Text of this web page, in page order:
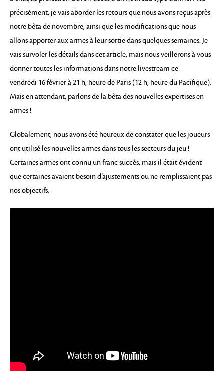
précisément, je vais aborder les retours que nous avons reçus après
notre bêta de novembre, ainsi que les modifications que nous
allons apporter aux armes à leur sortie dans quelques semaines. Je
vais survoler les détails dans cet article, mais nous veillerons à vous
donner toutes les informations dans notre livestream ce
vendredi 16 février à 21 h, heure de Paris (12 h, heure du Pacifique).
Mais en attendant, parlons de la bêta des nouvelles expertises en
armes !
Globalement, nous avons été heureux de constater que les joueurs
ont utilisé les nouvelles armes dans tous les secteurs du jeu !
Certaines armes ont connu un franc succès, mais il était évident
que certaines avaient besoin d’ajustements ou ne remplissaient pas
nos objectifs.